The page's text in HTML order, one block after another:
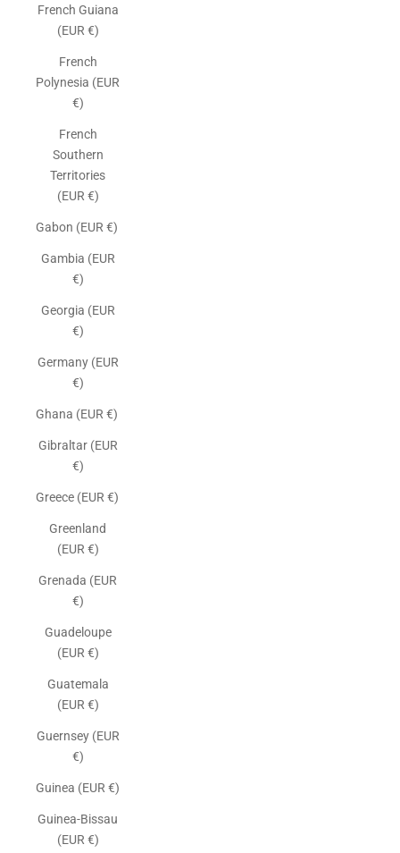
French Guiana
(EUR €)
French
Polynesia (EUR
€)
French
Southern
Territories
(EUR €)
Gabon (EUR €)
Gambia (EUR
€)
Georgia (EUR
€)
Germany (EUR
€)
Ghana (EUR €)
Gibraltar (EUR
€)
Greece (EUR €)
Greenland
(EUR €)
Grenada (EUR
€)
Guadeloupe
(EUR €)
Guatemala
(EUR €)
Guernsey (EUR
€)
Guinea (EUR €)
Guinea-Bissau
(EUR €)